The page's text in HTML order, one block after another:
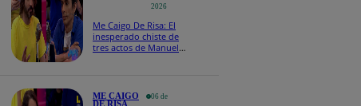
2026
Me Caigo De Risa: El
inesperado chiste de
tres actos de Manuel
ME CAIGO
DE RISA
06 de